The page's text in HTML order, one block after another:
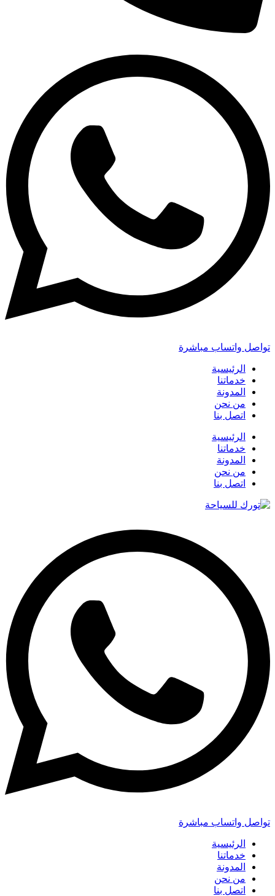
تواصل واتساب مباشرة
الرئيسية
خدماتنا
المدونة
من نحن
اتصل بنا
الرئيسية
خدماتنا
المدونة
من نحن
اتصل بنا
تواصل واتساب مباشرة
الرئيسية
خدماتنا
المدونة
من نحن
اتصل بنا